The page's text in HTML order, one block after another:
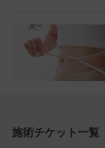
施術チケット一覧